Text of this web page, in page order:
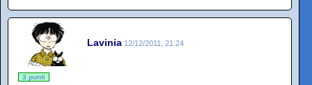
Lavinia 12/12/2011, 21:24
3 punti